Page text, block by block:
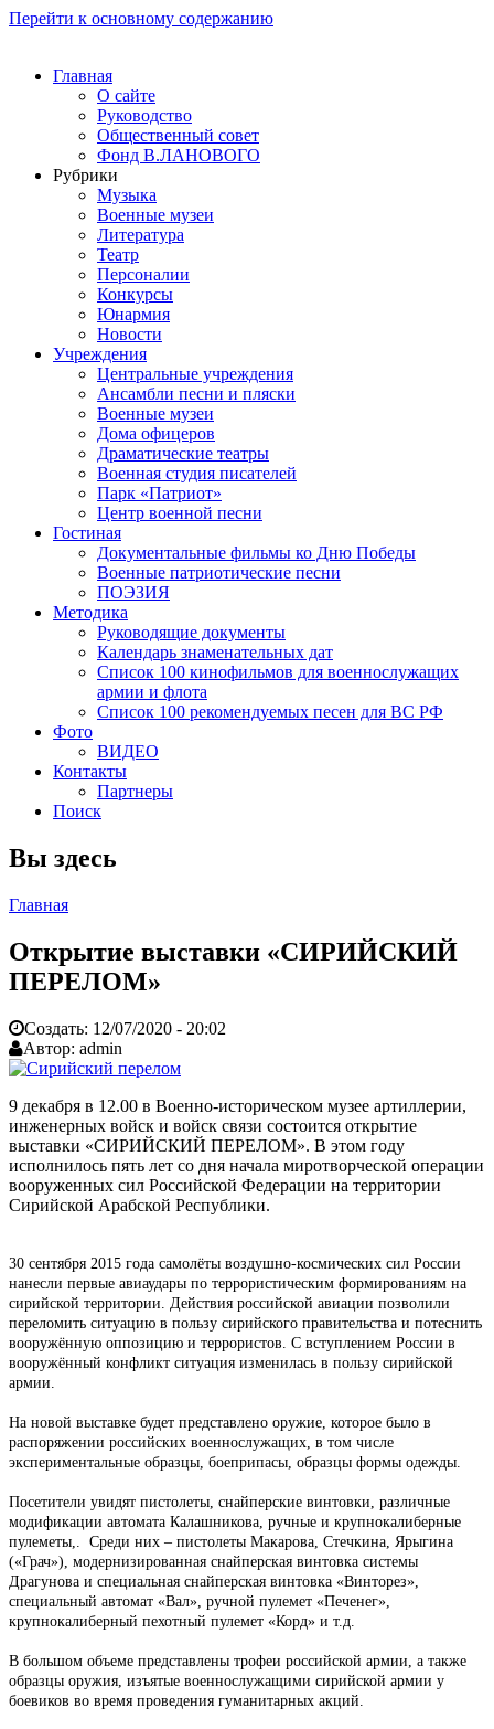
Перейти к основному содержанию
Главная
О сайте
Руководство
Общественный совет
Фонд В.ЛАНОВОГО
Рубрики
Музыка
Военные музеи
Литература
Театр
Персоналии
Конкурсы
Юнармия
Новости
Учреждения
Центральные учреждения
Ансамбли песни и пляски
Военные музеи
Дома офицеров
Драматические театры
Военная студия писателей
Парк «Патриот»
Центр военной песни
Гостиная
Документальные фильмы ко Дню Победы
Военные патриотические песни
ПОЭЗИЯ
Методика
Руководящие документы
Календарь знаменательных дат
Список 100 кинофильмов для военнослужащих
армии и флота
Список 100 рекомендуемых песен для ВС РФ
Фото
ВИДЕО
Контакты
Партнеры
Поиск
Вы здесь
Главная
Открытие выставки «СИРИЙСКИЙ
ПЕРЕЛОМ»
Создать: 12/07/2020 - 20:02
Автор: admin
9 декабря в 12.00 в Военно-историческом музее артиллерии,
инженерных войск и войск связи состоится открытие
выставки «СИРИЙСКИЙ ПЕРЕЛОМ». В этом году
исполнилось пять лет со дня начала миротворческой операции
вооруженных сил Российской Федерации на территории
Сирийской Арабской Республики.
30 сентября 2015 года самолёты воздушно-космических сил России
нанесли первые авиаудары по террористическим формированиям на
сирийской территории. Действия российской авиации позволили
переломить ситуацию в пользу сирийского правительства и потеснить
вооружённую оппозицию и террористов. С вступлением России в
вооружённый конфликт ситуация изменилась в пользу сирийской
армии.
На новой выставке будет представлено оружие, которое было в
распоряжении российских военнослужащих, в том числе
экспериментальные образцы, боеприпасы, образцы формы одежды.
Посетители увидят пистолеты, снайперские винтовки, различные
модификации автомата Калашникова, ручные и крупнокалиберные
пулеметы,. Среди них – пистолеты Макарова, Стечкина, Ярыгина
(«Грач»), модернизированная снайперская винтовка системы
Драгунова и специальная снайперская винтовка «Винторез»,
специальный автомат «Вал», ручной пулемет «Печенег»,
крупнокалиберный пехотный пулемет «Корд» и т.д.
В большом объеме представлены трофеи российской армии, а также
образцы оружия, изъятые военнослужащими сирийской армии у
боевиков во время проведения гуманитарных акций.